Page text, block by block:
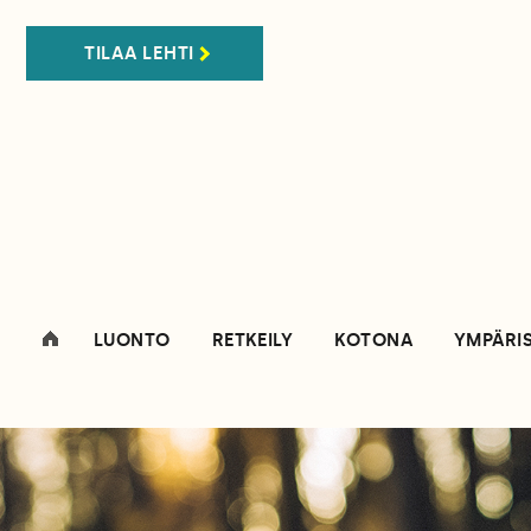
TILAA LEHTI
LUONTO RETKEILY KOTONA